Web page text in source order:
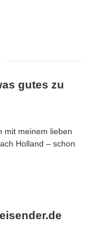
gutes zu
mit meinem lieben
Holland – schon